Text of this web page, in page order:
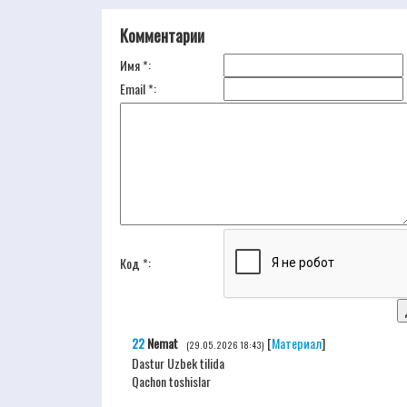
Комментарии
Имя *:
Email *:
Код *:
22Nemat (29.05.2026 18:43) [Материал]
Dastur Uzbek tilida
Qachon toshislar